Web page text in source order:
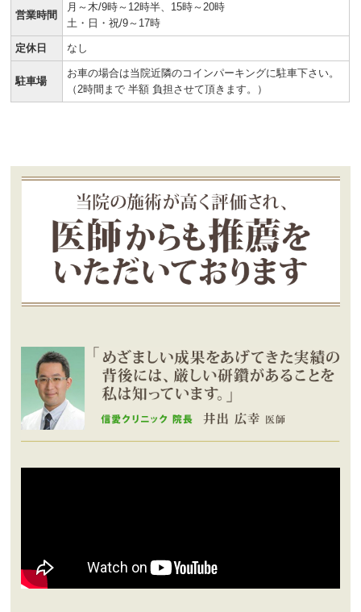
営業時間
月～木/9時～12時半、15時～20時
土・日・祝/9～17時
定休日 なし
駐車場
お車の場合は当院近隣のコインパーキングに駐車下さい。
（2時間まで 半額 負担させて頂きます。）